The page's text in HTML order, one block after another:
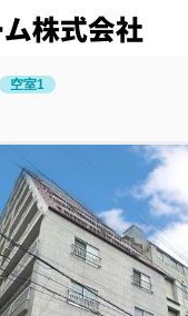
空室1